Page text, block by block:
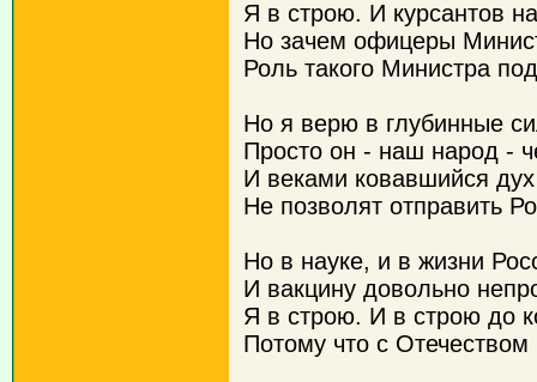
Я в строю. И курсантов
Но зачем офицеры
Роль такого Министра
Но я верю в глубинные
Просто он - наш народ -
И веками ковавшийся
Не позволят отправить
Но в науке, и в жизни
И вакцину довольно
Я в строю. И в строю до
Потому что с